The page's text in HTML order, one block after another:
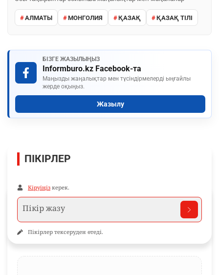
АЛМАТЫ МОНГОЛИЯ ҚАЗАҚ ҚАЗАҚ ТІЛІ
БІЗГЕ ЖАЗЫЛЫҢЫЗ
Informburo.kz Facebook-та
Маңызды жаңалықтар мен түсіндірмелерді ыңғайлы
жерде оқыңыз.
Жазылу
ПІКІРЛЕР
Кіруіңіз керек.
Пікірлер тексеруден өтеді.